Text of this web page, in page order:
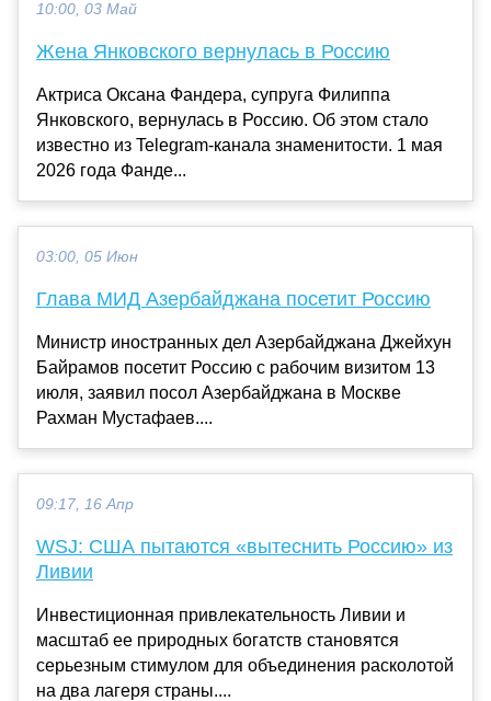
10:00, 03 Май
Жена Янковского вернулась в Россию
Актриса Оксана Фандера, супруга Филиппа
Янковского, вернулась в Россию. Об этом стало
известно из Telegram-канала знаменитости. 1 мая
2026 года Фанде...
03:00, 05 Июн
Глава МИД Азербайджана посетит Россию
Министр иностранных дел Азербайджана Джейхун
Байрамов посетит Россию с рабочим визитом 13
июля, заявил посол Азербайджана в Москве
Рахман Мустафаев....
09:17, 16 Апр
WSJ: США пытаются «вытеснить Россию» из
Ливии
Инвестиционная привлекательность Ливии и
масштаб ее природных богатств становятся
серьезным стимулом для объединения расколотой
на два лагеря страны....